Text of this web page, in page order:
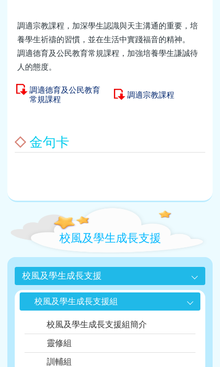
調適宗教課程，加深學生認識與天主溝通的重要，培
養學生祈禱的習慣，並在生活中實踐福音的精神。
調適德育及公民教育常規課程，加強培養學生謙誠待
人的態度。
調適德育及公民教育
常規課程
調適宗教課程
金句卡
navigation
校風及學生成長支援
校風及學生成長支援
校風及學生成長支援組
校風及學生成長支援組簡介
靈修組
訓輔組